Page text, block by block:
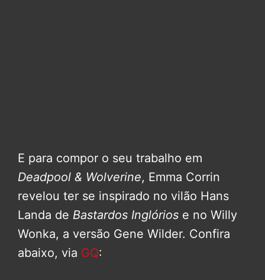
E para compor o seu trabalho em
Deadpool & Wolverine, Emma Corrin
revelou ter se inspirado no vilão Hans
Landa de Bastardos Inglórios e no Willy
Wonka, a versão Gene Wilder. Confira
abaixo, via GQ: